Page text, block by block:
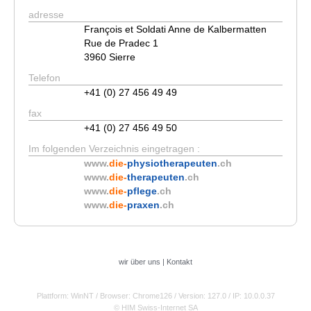
adresse
François et Soldati Anne de Kalbermatten
Rue de Pradec 1
3960 Sierre
Telefon
+41 (0) 27 456 49 49
fax
+41 (0) 27 456 49 50
Im folgenden Verzeichnis eingetragen :
www.die-physiotherapeuten.ch
www.die-therapeuten.ch
www.die-pflege.ch
www.die-praxen.ch
wir über uns | Kontakt
Plattform: WinNT / Browser: Chrome126 / Version: 127.0 / IP: 10.0.0.37
© HIM Swiss-Internet SA